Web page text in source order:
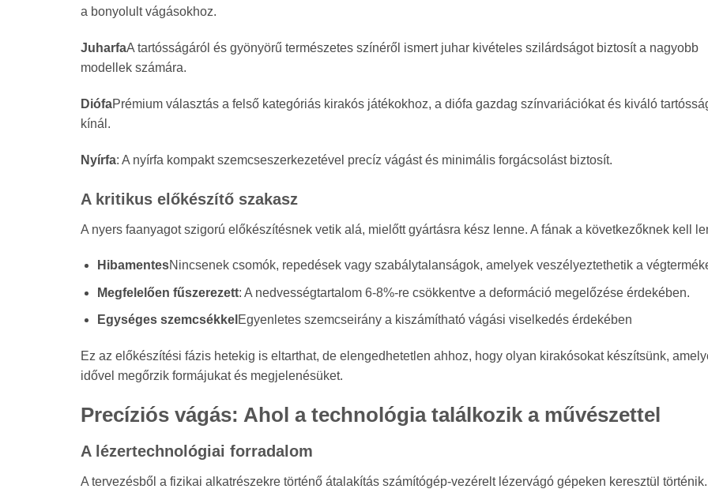
a bonyolult vágásokhoz.
JuharfaA tartósságáról és gyönyörű természetes színéről ismert juhar kivételes szilárdságot biztosít a nagyobb
modellek számára.
DiófaPrémium választás a felső kategóriás kirakós játékokhoz, a diófa gazdag színvariációkat és kiváló
kínál.
Nyírfa: A nyírfa kompakt szemcseszerkezetével precíz vágást és minimális forgácsolást biztosít.
A kritikus előkészítő szakasz
A nyers faanyagot szigorú előkészítésnek vetik alá, mielőtt gyártásra kész lenne. A fának a következőknek kell
HibamentesNincsenek csomók, repedések vagy szabálytalanságok, amelyek veszélyeztethetik a
Megfelelően fűszerezett: A nedvességtartalom 6-8%-re csökkentve a deformáció megelőzése érdekében.
Egységes szemcsékkel Egyenletes szemcseirány a kiszámítható vágási viselkedés érdekében
Ez az előkészítési fázis hetekig is eltarthat, de elengedhetetlen ahhoz, hogy olyan kirakósokat készítsünk,
idővel megőrzik formájukat és megjelenésüket.
Precíziós vágás: Ahol a technológia találkozik a művészettel
A lézertechnológiai forradalom
A tervezésből a fizikai alkatrészekre történő átalakítás számítógép-vezérelt lézervágó gépeken keresztül